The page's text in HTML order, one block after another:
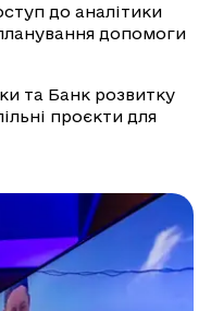
до аналітики
допомоги
та Банк розвитку
проєкти для